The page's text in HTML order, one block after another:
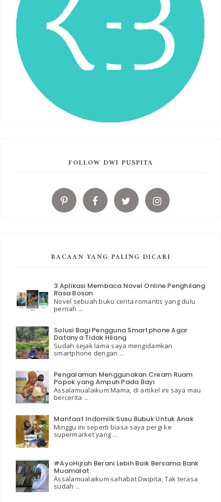
FOLLOW DWI PUSPITA
BACAAN YANG PALING DICARI
3 Aplikasi Membaca Novel Online Penghilang
Rasa Bosan
Novel sebuah buku cerita romantis yang dulu
pernah ...
Solusi Bagi Pengguna Smartphone Agar
Datanya Tidak Hilang
Sudah sejak lama saya mengidamkan
smartphone dengan ...
Pengalaman Menggunakan Cream Ruam
Popok yang Ampuh Pada Bayi
Assalamualaikum Mama, di artikel ini saya mau
bercerita ...
Manfaat Indomilk Susu Bubuk Untuk Anak
Minggu ini seperti biasa saya pergi ke
supermarket yang ...
#AyoHijrah Berani Lebih Baik Bersama Bank
Muamalat
Assalamualaikum sahabat Dwipita, Tak terasa
sudah ...